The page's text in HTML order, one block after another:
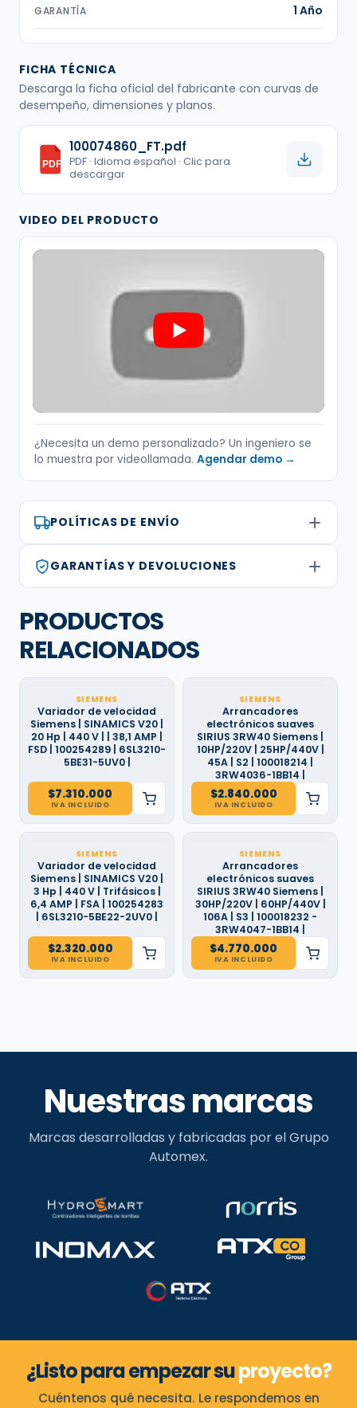
GARANTÍA 1 Año
FICHA TÉCNICA
Descarga la ficha oficial del fabricante con curvas de
desempeño, dimensiones y planos.
PDF
100074860_FT.pdf
PDF · Idioma español · Clic para
descargar
VIDEO DEL PRODUCTO
¿Necesita un demo personalizado? Un ingeniero se
lo muestra por videollamada. Agendar demo →
POLÍTICAS DE ENVÍO
GARANTÍAS Y DEVOLUCIONES
PRODUCTOS
RELACIONADOS
SIEMENS
Variador de velocidad
Siemens | SINAMICS V20 |
20 Hp | 440 V | | 38,1 AMP |
FSD | 100254289 | 6SL3210-
5BE31-5UV0 |
$7.310.000
IVA INCLUIDO
SIEMENS
Arrancadores
electrónicos suaves
SIRIUS 3RW40 Siemens |
10HP/220V | 25HP/440V |
45A | S2 | 100018214 |
3RW4036-1BB14 |
$2.840.000
IVA INCLUIDO
SIEMENS
Variador de velocidad
Siemens | SINAMICS V20 |
3 Hp | 440 V | Trifásicos |
6,4 AMP | FSA | 100254283
| 6SL3210-5BE22-2UV0 |
$2.320.000
IVA INCLUIDO
SIEMENS
Arrancadores
electrónicos suaves
SIRIUS 3RW40 Siemens |
30HP/220V | 60HP/440V |
106A | S3 | 100018232 -
3RW4047-1BB14 |
$4.770.000
IVA INCLUIDO
Nuestras marcas
Marcas desarrolladas y fabricadas por el Grupo
Automex.
¿Listo para empezar suproyecto?
Cuéntenos qué necesita. Le respondemos en